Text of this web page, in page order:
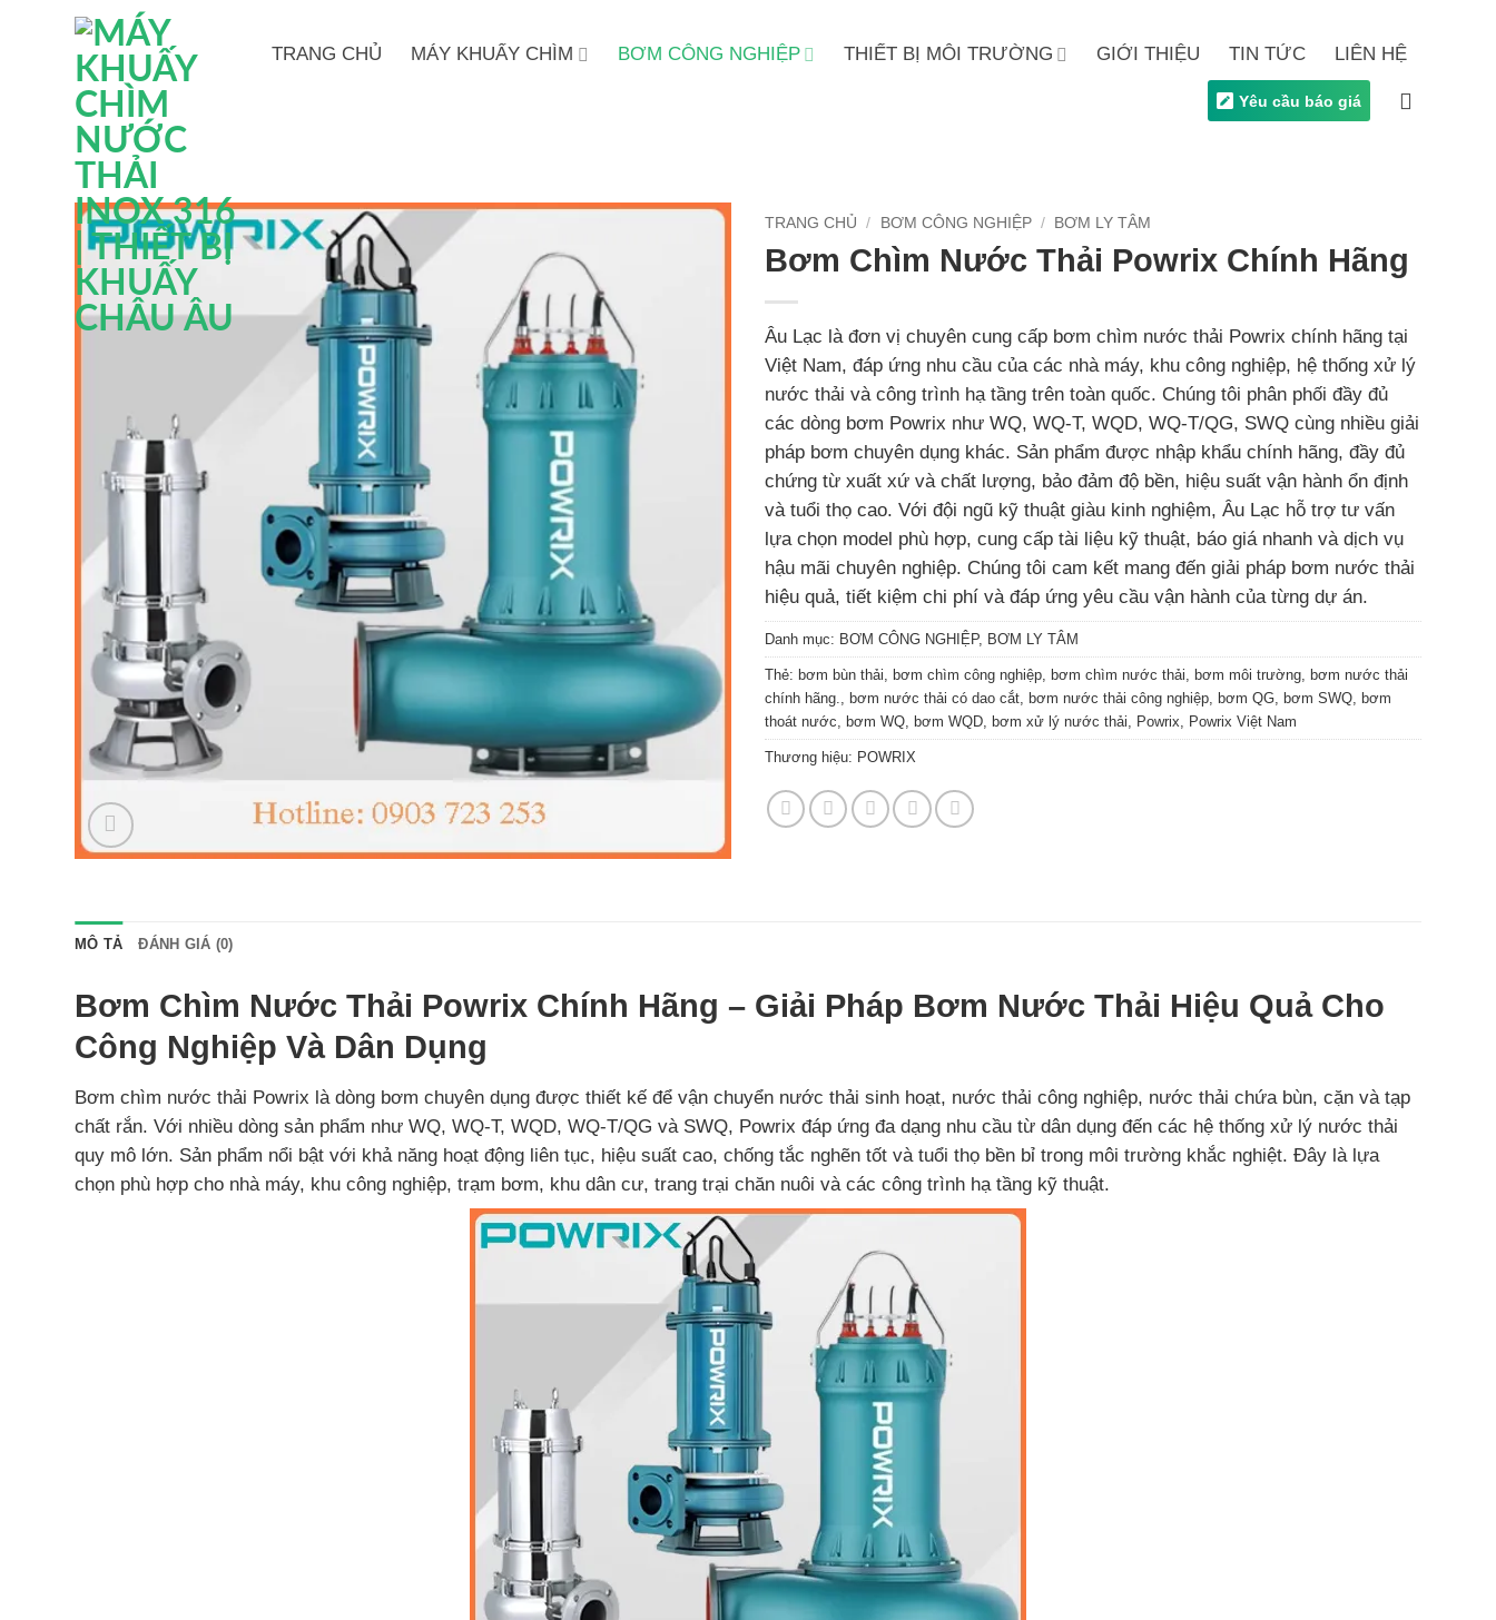
TRANG CHỦ MÁY KHUẤY CHÌM BƠM CÔNG NGHIỆP THIẾT BỊ MÔI TRƯỜNG GIỚI THIỆU TIN TỨC LIÊN HỆ
Yêu cầu báo giá
TRANG CHỦ / BƠM CÔNG NGHIỆP / BƠM LY TÂM
Bơm Chìm Nước Thải Powrix Chính Hãng
Âu Lạc là đơn vị chuyên cung cấp bơm chìm nước thải Powrix chính hãng tại
Việt Nam, đáp ứng nhu cầu của các nhà máy, khu công nghiệp, hệ thống xử lý
nước thải và công trình hạ tầng trên toàn quốc. Chúng tôi phân phối đầy đủ
các dòng bơm Powrix như WQ, WQ-T, WQD, WQ-T/QG, SWQ cùng nhiều giải
pháp bơm chuyên dụng khác. Sản phẩm được nhập khẩu chính hãng, đầy đủ
chứng từ xuất xứ và chất lượng, bảo đảm độ bền, hiệu suất vận hành ổn định
và tuổi thọ cao. Với đội ngũ kỹ thuật giàu kinh nghiệm, Âu Lạc hỗ trợ tư vấn
lựa chọn model phù hợp, cung cấp tài liệu kỹ thuật, báo giá nhanh và dịch vụ
hậu mãi chuyên nghiệp. Chúng tôi cam kết mang đến giải pháp bơm nước thải
hiệu quả, tiết kiệm chi phí và đáp ứng yêu cầu vận hành của từng dự án.
Danh mục: BƠM CÔNG NGHIỆP, BƠM LY TÂM
Thẻ: bơm bùn thải, bơm chìm công nghiệp, bơm chìm nước thải, bơm môi trường, bơm nước thải
chính hãng., bơm nước thải có dao cắt, bơm nước thải công nghiệp, bơm QG, bơm SWQ, bơm
thoát nước, bơm WQ, bơm WQD, bơm xử lý nước thải, Powrix, Powrix Việt Nam
Thương hiệu: POWRIX
MÔ TẢ ĐÁNH GIÁ (0)
Bơm Chìm Nước Thải Powrix Chính Hãng – Giải Pháp Bơm Nước Thải Hiệu Quả Cho
Công Nghiệp Và Dân Dụng
Bơm chìm nước thải Powrix là dòng bơm chuyên dụng được thiết kế để vận chuyển nước thải sinh hoạt, nước thải công nghiệp, nước thải chứa bùn, cặn và tạp
chất rắn. Với nhiều dòng sản phẩm như WQ, WQ-T, WQD, WQ-T/QG và SWQ, Powrix đáp ứng đa dạng nhu cầu từ dân dụng đến các hệ thống xử lý nước thải
quy mô lớn. Sản phẩm nổi bật với khả năng hoạt động liên tục, hiệu suất cao, chống tắc nghẽn tốt và tuổi thọ bền bỉ trong môi trường khắc nghiệt. Đây là lựa
chọn phù hợp cho nhà máy, khu công nghiệp, trạm bơm, khu dân cư, trang trại chăn nuôi và các công trình hạ tầng kỹ thuật.